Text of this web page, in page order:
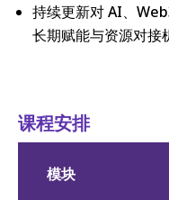
持续更新对 AI、
长期赋能与资源对接
课程安排
模块